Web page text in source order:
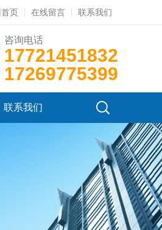
页 在线留言 联系我们
咨询电话
17721451832
17269775399
联系我们